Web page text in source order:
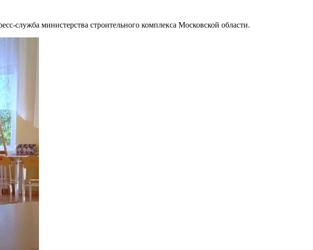
служба министерства строительного комплекса Московской области.